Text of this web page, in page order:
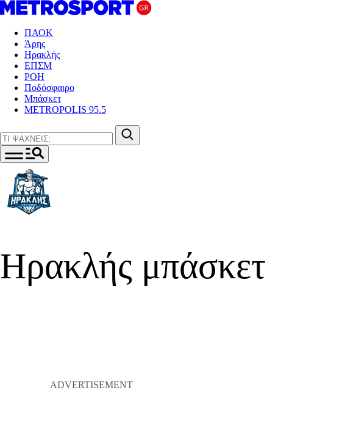
ΠΑΟΚ
Άρης
Ηρακλής
ΕΠΣΜ
ΡΟΗ
Ποδόσφαιρο
Μπάσκετ
METROPOLIS 95.5
Ηρακλής μπάσκετ